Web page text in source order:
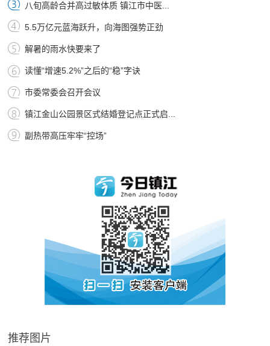
八旬高龄合并高过敏体质 镇江市中医...
5.5万亿元蓝海跃升，向海图强势正劲
解暑的雨水快要来了
读懂“增速5.2%”之后的“稳”字诀
市委常委会召开会议
镇江金山公园景区式结婚登记点正式启...
副热带高压牢牢“控场”
推荐图片